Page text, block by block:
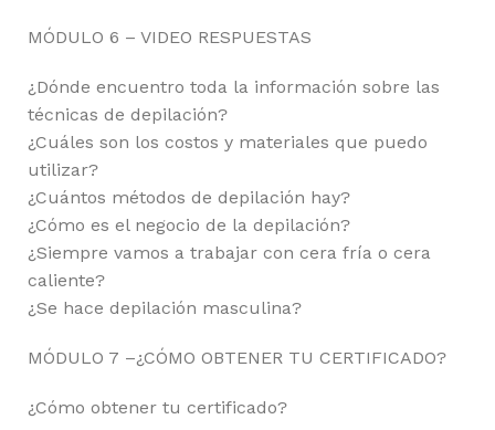
MÓDULO 6 – VIDEO RESPUESTAS
¿Dónde encuentro toda la información sobre las
técnicas de depilación?
¿Cuáles son los costos y materiales que puedo
utilizar?
¿Cuántos métodos de depilación hay?
¿Cómo es el negocio de la depilación?
¿Siempre vamos a trabajar con cera fría o cera
caliente?
¿Se hace depilación masculina?
MÓDULO 7 –¿CÓMO OBTENER TU CERTIFICADO?
¿Cómo obtener tu certificado?